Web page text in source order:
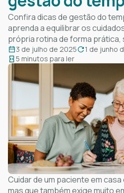
Confira dicas de gestão do
aprenda a equilibrar os
própria rotina de forma
3 de julho de 2025 1 de junho
5 minutos para ler
Cuidar de um paciente em
mas que também exige muito